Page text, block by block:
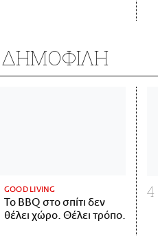
ΔΗΜΟΦΙΛΗ
GOOD LIVING
Το BBQ στο σπίτι δεν
θέλει χώρο. Θέλει τρόπο.